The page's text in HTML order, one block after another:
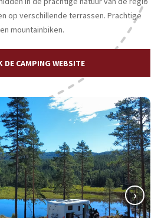
op verschillende terrassen. Prachtige
mountainbiken.
DE CAMPING WEBSITE
›